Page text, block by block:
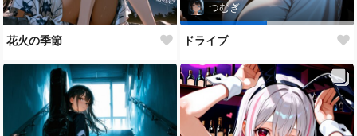
花火の季節
つむぎ
ドライブ